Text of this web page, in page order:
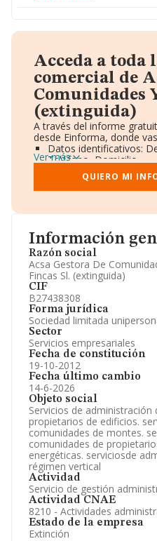
Información
Razón social
Acsa Gestora De
Fincas Sl. (extinguida)
CIF
B27438308
Forma jurídica
Sociedad limitada
Sector
Servicios empresariales
Fecha de constitución
19-10-2012
Fecha último cambio
14-6-2026
Objeto social
Servicios de administración
propietarios de edificios.
comunidades de montes.
comunidades de
energéticas. serviciosde
régimen vertical
Actividad
Servicio de gestión
Actividad CNAE
8210 - Actividades
Estado de la empresa
Extinción
Acceda a
comercial de
Comunidades
(extinguida)
A través del informe
desde Einforma, donde
Datos identificativos:
Teléfono, Domicilio.
Informe Mercantil
Gráficos de Evolución
Consejo de
Accionistas.
Artículos de prensa
Información oficial y
Ver más
QUIERO MI